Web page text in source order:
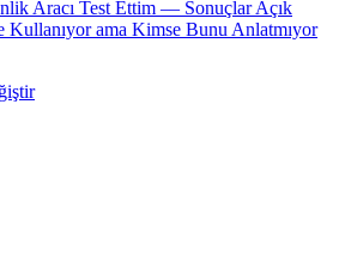
Aracı Test Ettim — Sonuçlar Açık
Kullanıyor ama Kimse Bunu Anlatmıyor